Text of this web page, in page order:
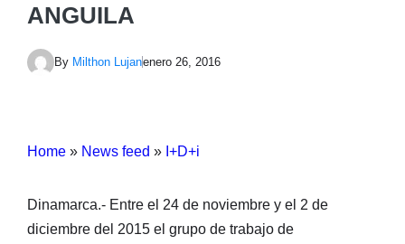
ANGUILA
By Milthon Lujanenero 26, 2016
Home » News feed » I+D+i
Dinamarca.- Entre el 24 de noviembre y el 2 de
diciembre del 2015 el grupo de trabajo de